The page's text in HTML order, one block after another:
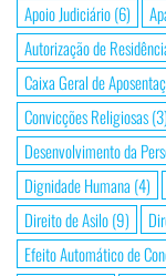
Apoio Judiciário(6)
Autorização de
Caixa Geral de
Convicções Religiosas(3)
Desenvolvimento da
Dignidade Humana (4)
Direito de Asilo(9)
Efeito Automático de